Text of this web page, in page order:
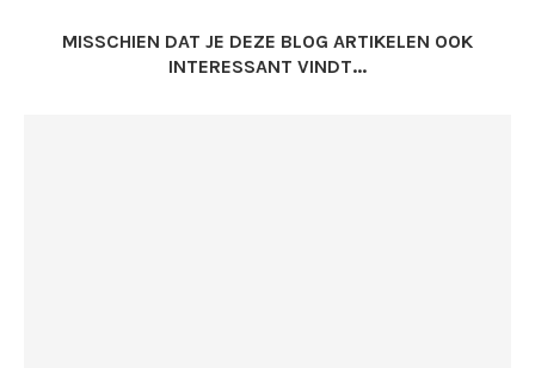
MISSCHIEN DAT JE DEZE BLOG ARTIKELEN OOK
INTERESSANT VINDT...